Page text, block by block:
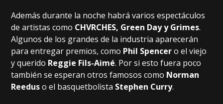
Además durante la noche habrá varios espectáculos
de artistas como CHVRCHES, Green Day y Grimes.
Algunos de los grandes de la industria aparecerán
para entregar premios, como Phil Spencero el viejo
y querido Reggie Fils-Aimé. Por si esto fuera poco
también se esperan otros famosos como Norman
Reeduso el basquetbolista Stephen Curry.